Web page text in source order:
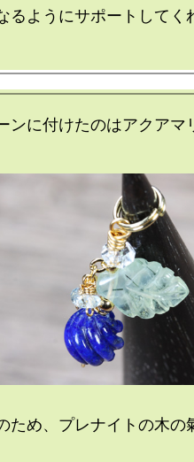
るようにサポートしてく
ため、プレナイトの木の